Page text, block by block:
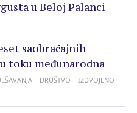
u Beloj Palanci
saobraćajnih
toku međunarodna
DRUŠTVO
IZDVOJENO